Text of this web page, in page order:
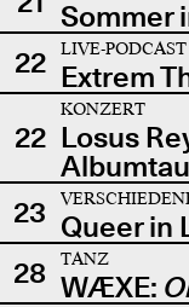
Sommer
22
LIVE-PODCAST
Extrem
22
KONZERT
Losus
23 Queer in
28
TANZ
WÆXE: